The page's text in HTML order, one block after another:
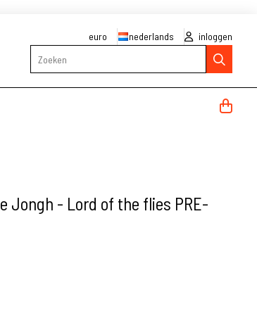
euro nederlands
inloggen
Jongh - Lord of the flies PRE-